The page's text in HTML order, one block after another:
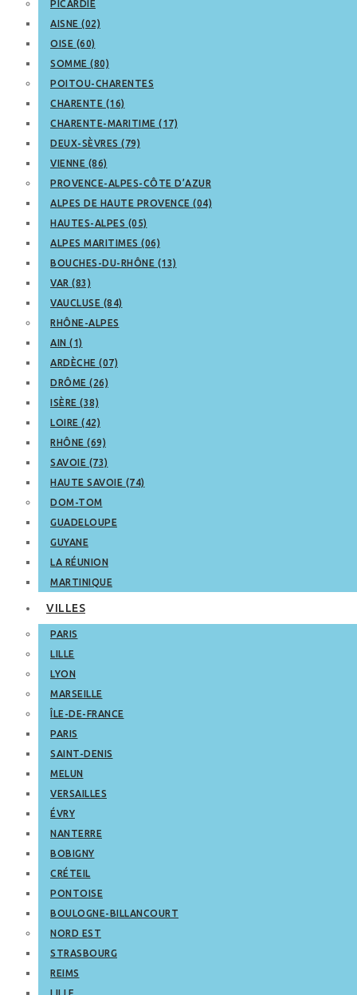
PICARDIE
AISNE (02)
OISE (60)
SOMME (80)
POITOU-CHARENTES
CHARENTE (16)
CHARENTE-MARITIME (17)
DEUX-SÈVRES (79)
VIENNE (86)
PROVENCE-ALPES-CÔTE D’AZUR
ALPES DE HAUTE PROVENCE (04)
HAUTES-ALPES (05)
ALPES MARITIMES (06)
BOUCHES-DU-RHÔNE (13)
VAR (83)
VAUCLUSE (84)
RHÔNE-ALPES
AIN (1)
ARDÈCHE (07)
DRÔME (26)
ISÈRE (38)
LOIRE (42)
RHÔNE (69)
SAVOIE (73)
HAUTE SAVOIE (74)
DOM-TOM
GUADELOUPE
GUYANE
LA RÉUNION
MARTINIQUE
VILLES
PARIS
LILLE
LYON
MARSEILLE
ÎLE-DE-FRANCE
PARIS
SAINT-DENIS
MELUN
VERSAILLES
ÉVRY
NANTERRE
BOBIGNY
CRÉTEIL
PONTOISE
BOULOGNE-BILLANCOURT
NORD EST
STRASBOURG
REIMS